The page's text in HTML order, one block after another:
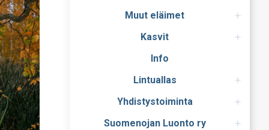
Muut eläimet
Kasvit
Info
Lintuallas
Yhdistystoiminta
Suomenojan Luonto ry